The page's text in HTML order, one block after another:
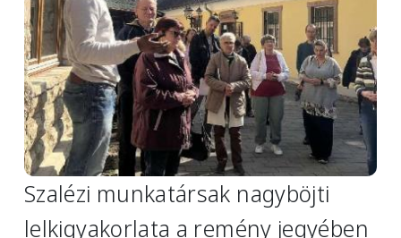
Szalézi munkatársak nagyböjti
lelkigyakorlata a remény jegyében